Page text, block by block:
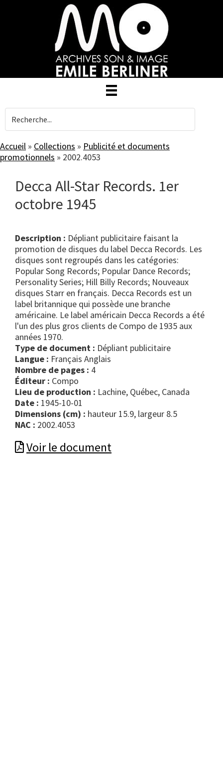
Accueil » Collections » Publicité et documents
promotionnels » 2002.4053
Decca All-Star Records. 1er
octobre 1945
Description : Dépliant publicitaire faisant la
promotion de disques du label Decca Records. Les
disques sont regroupés dans les catégories:
Popular Song Records; Popular Dance Records;
Personality Series; Hill Billy Records; Nouveaux
disques Starr en français. Decca Records est un
label britannique qui possède une branche
américaine. Le label américain Decca Records a été
l'un des plus gros clients de Compo de 1935 aux
années 1970.
Type de document :
dépliant publicitaire
Langue : Français Anglais
Nombre de pages : 4
Éditeur : Compo
Lieu de production : Lachine, Québec, Canada
Date : 1945-10-01
Dimensions (cm) : hauteur 15.9, largeur 8.5
NAC : 2002.4053
Voir le document